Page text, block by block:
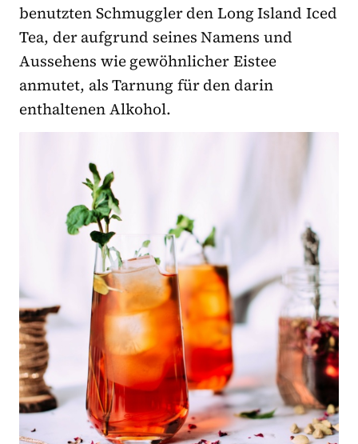
benutzten Schmuggler den Long Island Iced
Tea, der aufgrund seines Namens und
Aussehens wie gewöhnlicher Eistee
anmutet, als Tarnung für den darin
enthaltenen Alkohol.